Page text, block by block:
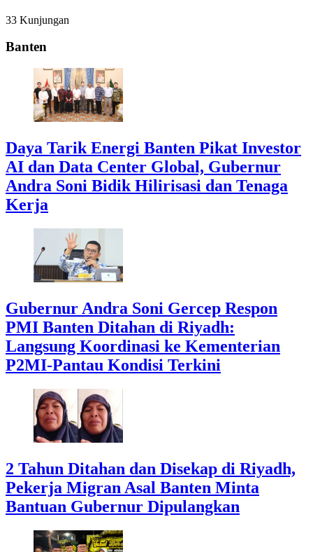
33 Kunjungan
Banten
Daya Tarik Energi Banten Pikat Investor
AI dan Data Center Global, Gubernur
Andra Soni Bidik Hilirisasi dan Tenaga
Kerja
Gubernur Andra Soni Gercep Respon
PMI Banten Ditahan di Riyadh:
Langsung Koordinasi ke Kementerian
P2MI-Pantau Kondisi Terkini
2 Tahun Ditahan dan Disekap di Riyadh,
Pekerja Migran Asal Banten Minta
Bantuan Gubernur Dipulangkan